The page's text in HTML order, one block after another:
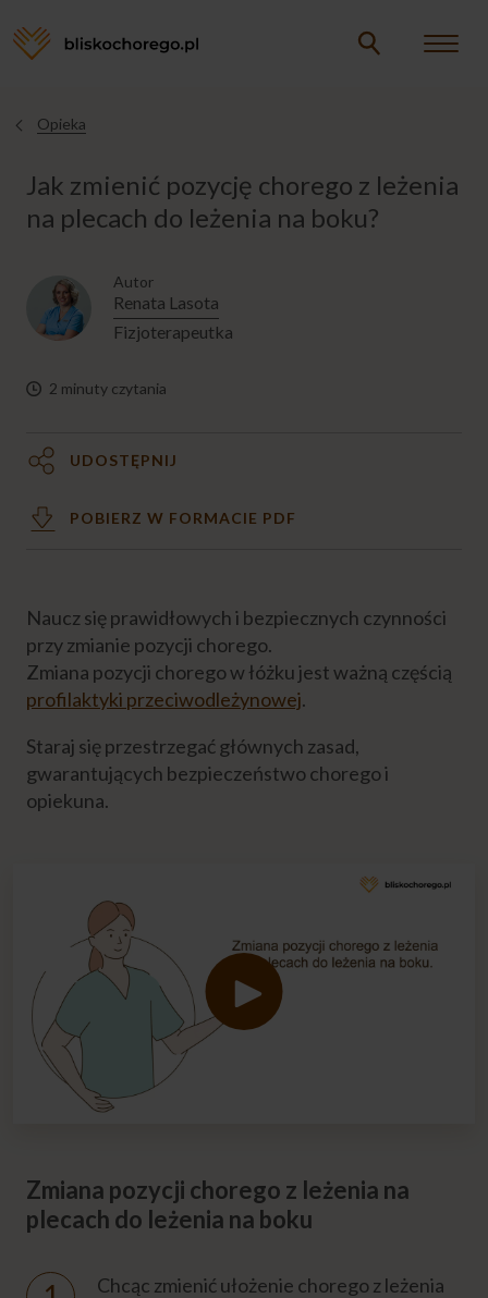
Opieka
CHORY W DOMU
Brak komfortu chorego w łóżku
Materac przeciwodleżynowy
Przesadzanie chorego z łóżka na wózek
Bezpieczna zmiana pozycji chorego przez
łóżku?
Jak zmienić pozycję chorego z leżenia na
boku do leżenia na plecach?
Jak zmienić pozycję chorego z leżenia na
plecach do leżenia na boku?
Jak stosować akcesoria do zmiany pozycji
chorego w łóżku?
Jak zmieniać bieliznę osobistą u chorego?
Jak zmieniać bieliznę chorego przy
dolegliwościach?
Jak zmienić pościel w łóżku chorego?
tutaj
Opieka
Jak zmienić pozycję chorego z leżenia
na plecach do leżenia na boku?
Autor
Renata Lasota
Fizjoterapeutka
2 minuty czytania
UDOSTĘPNIJ
POBIERZ W FORMACIE PDF
Naucz się prawidłowych i bezpiecznych czynności
przy zmianie pozycji chorego.
Zmiana pozycji chorego w łóżku jest ważną częścią
profilaktyki przeciwodleżynowej.
Staraj się przestrzegać głównych zasad,
gwarantujących bezpieczeństwo chorego i
opiekuna.
Zmiana pozycji chorego z leżenia na
plecach do leżenia na boku
Chcąc zmienić ułożenie chorego z leżenia